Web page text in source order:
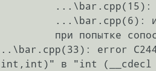
error
в "int (__cdecl